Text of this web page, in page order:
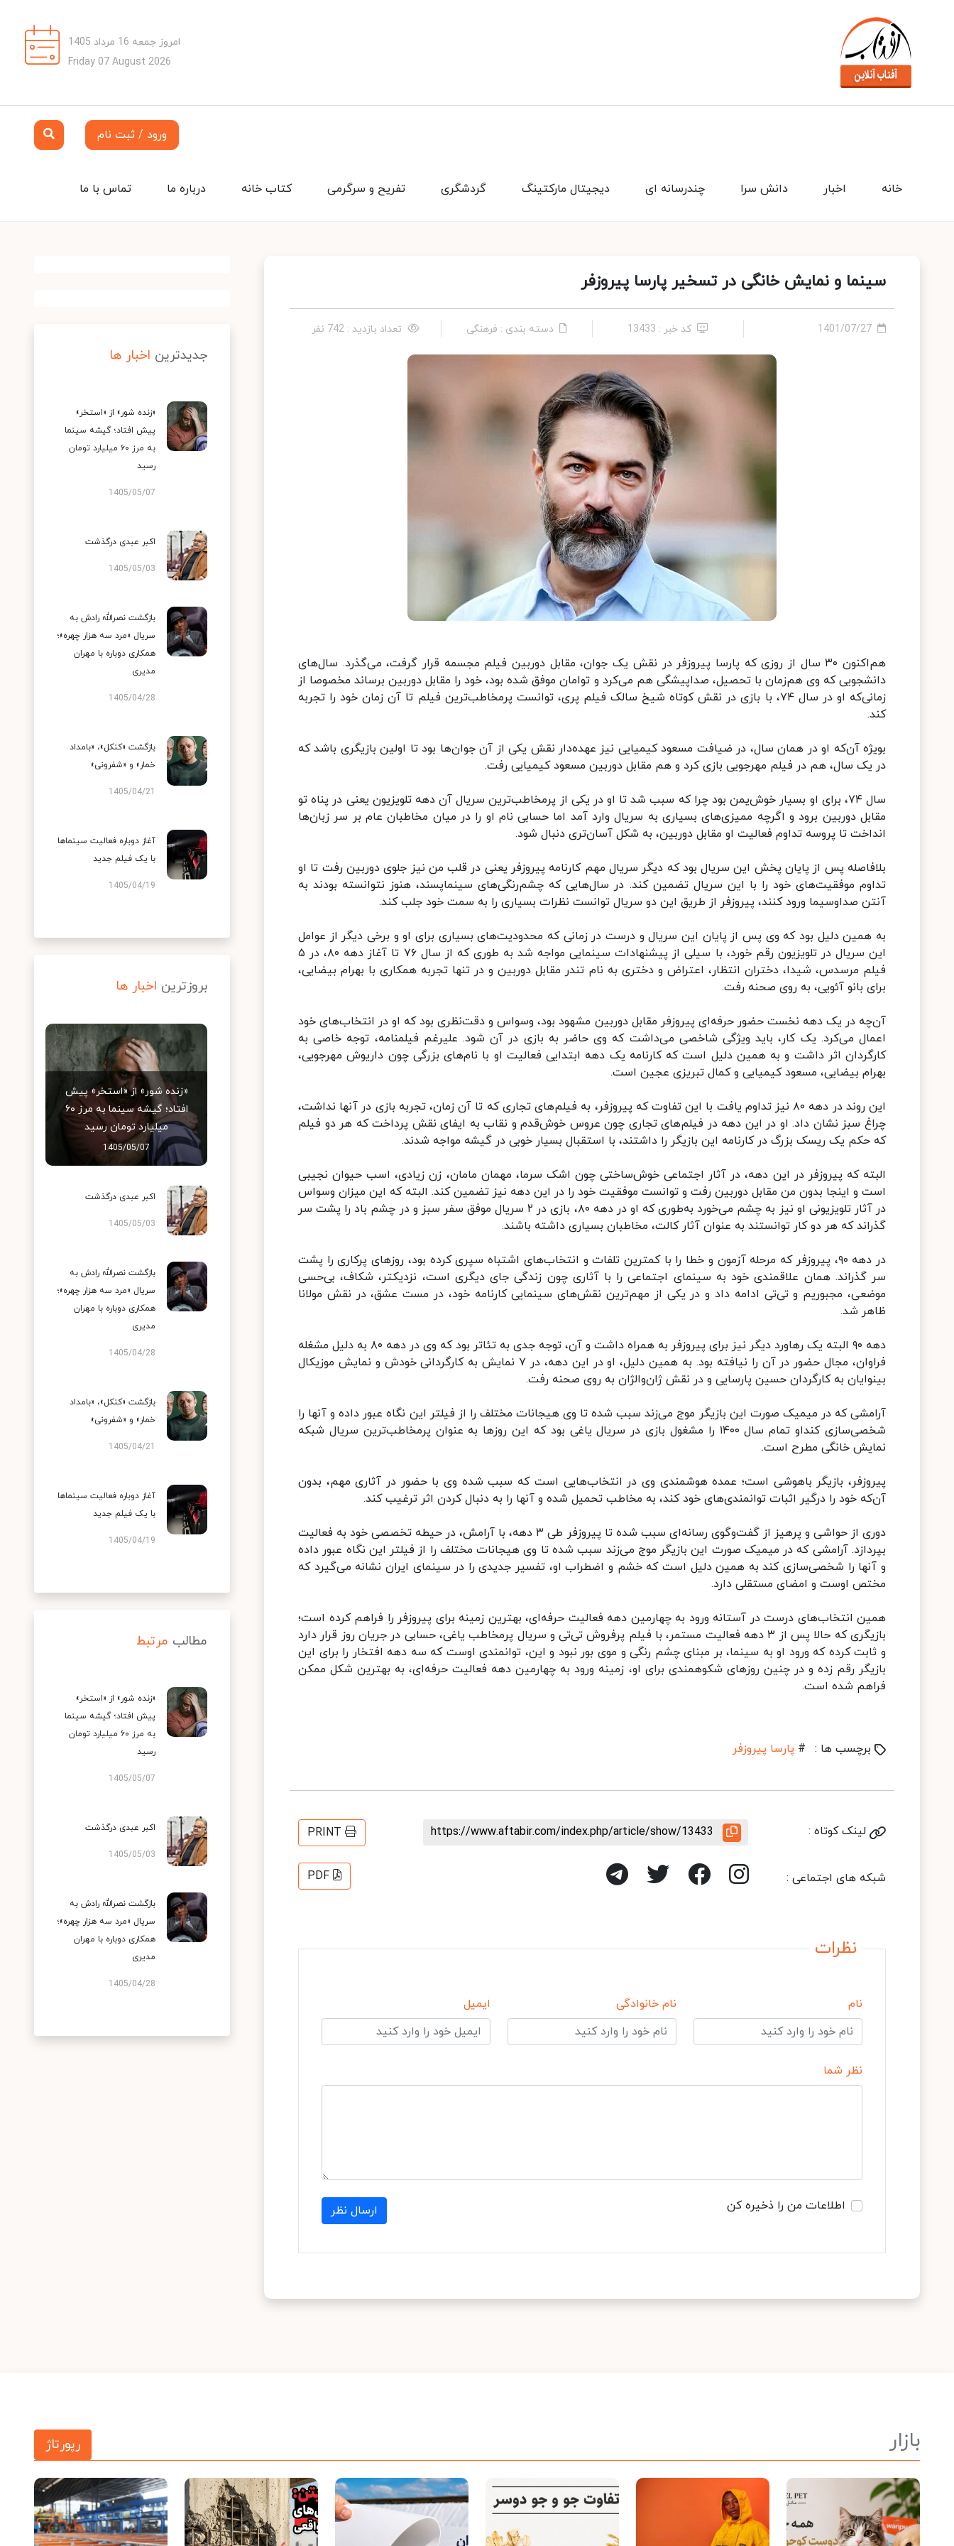
امروز جمعه 16 مرداد 1405
Friday 07 August 2026
ورود / ثبت نام
تماس با ما درباره ما کتاب خانه تفریح و سرگرمی گردشگری دیجیتال مارکتینگ چندرسانه ای دانش سرا اخبار خانه
سینما و نمایش خانگی در تسخیر پارسا پیروزفر
1401/07/27 کد خبر : 13433 دسته بندی : فرهنگی تعداد بازدید : 742 نفر
هم‌اکنون ۳۰ سال از روزی که پارسا پیروزفر در نقش یک جوان، مقابل دوربین فیلم مجسمه قرار گرفت، می‌گذرد. سال‌های
دانشجویی که وی هم‌زمان با تحصیل، صداپیشگی هم می‌کرد و توامان موفق شده بود، خود را مقابل دوربین برساند مخصوصا از
زمانی‌که او در سال ۷۴، با بازی در نقش کوتاه شیخ سالک فیلم پری، توانست پرمخاطب‌ترین فیلم تا آن زمان خود را تجربه
کند.
بویژه آن‌که او در همان سال، در ضیافت مسعود کیمیایی نیز عهده‌دار نقش یکی از آن جوان‌ها بود تا اولین بازیگری باشد که
در یک سال، هم در فیلم مهرجویی بازی کرد و هم مقابل دوربین مسعود کیمیایی رفت.
سال ۷۴، برای او بسیار خوش‌یمن بود چرا که سبب شد تا او در یکی از پرمخاطب‌ترین سریال‌ آن دهه تلویزیون یعنی در پناه تو
مقابل دوربین برود و اگرچه ممیزی‌های بسیاری به سریال وارد آمد اما حسابی نام او را در میان مخاطبان عام بر سر زبان‌ها
انداخت تا پروسه تداوم فعالیت او مقابل دوربین، به شکل آسان‌تری دنبال شود.
بلافاصله پس از پایان پخش این سریال بود که دیگر سریال مهم کارنامه پیروزفر یعنی در قلب من نیز جلوی دوربین رفت تا او
تداوم موفقیت‌های خود را با این سریال تضمین کند. در سال‌هایی که چشم‌رنگی‌های سینماپسند، هنوز نتوانسته بودند به
آنتن صداوسیما ورود کنند، پیروزفر از طریق این دو سریال توانست نظرات بسیاری را به سمت خود جلب کند.
به همین دلیل بود که وی پس از پایان این سریال و درست در زمانی که محدودیت‌های بسیاری برای او و برخی دیگر از عوامل
این سریال در تلویزیون رقم خورد، با سیلی از پیشنهادات سینمایی مواجه شد به طوری که از سال ۷۶ تا آغاز دهه ۸۰، در ۵
فیلم مرسدس، شیدا، دختران انتظار، اعتراض و دختری به نام تندر مقابل دوربین و در تنها تجربه همکاری با بهرام بیضایی،
برای بانو آئویی، به روی صحنه رفت.
آن‌چه در یک دهه نخست حضور حرفه‌ای پیروزفر مقابل دوربین مشهود بود، وسواس و دقت‌نظری بود که او در انتخاب‌های خود
اعمال می‌کرد. یک کار، باید ویژگی شاخصی می‌داشت که وی حاضر به بازی در آن شود. علیرغم فیلمنامه، توجه خاصی به
کارگردان اثر داشت و به همین دلیل است که کارنامه یک دهه ابتدایی فعالیت او با نام‌های بزرگی چون داریوش مهرجویی،
بهرام بیضایی، مسعود کیمیایی و کمال تبریزی عجین است.
این روند در دهه ۸۰ نیز تداوم یافت با این تفاوت که پیروزفر، به فیلم‌های تجاری که تا آن زمان، تجربه بازی در آنها نداشت،
چراغ سبز نشان داد. او در این دهه در فیلم‌های تجاری چون عروس خوش‌قدم و نقاب به ایفای نقش پرداخت که هر دو فیلم
که حکم یک ریسک بزرگ در کارنامه این بازیگر را داشتند، با استقبال بسیار خوبی در گیشه مواجه شدند.
البته که پیروزفر در این دهه، در آثار اجتماعی خوش‌ساختی چون اشک سرما، مهمان مامان، زن زیادی، اسب حیوان نجیبی
است و اینجا بدون من مقابل دوربین رفت و توانست موفقیت خود را در این دهه نیز تضمین کند. البته که این میزان وسواس
در آثار تلویزیونی او نیز به چشم می‌خورد به‌طوری که او در دهه ۸۰، بازی در ۲ سریال موفق سفر سبز و در چشم باد را پشت سر
گذراند که هر دو کار توانستند به ‌عنوان آثار کالت، مخاطبان بسیاری داشته باشند.
در دهه ۹۰، پیروزفر که مرحله آزمون و خطا را با کمترین تلفات و انتخاب‌های اشتباه سپری کرده بود، روزهای پرکاری را پشت
سر گذراند. همان علاقمندی خود به سینمای اجتماعی را با آثاری چون زندگی جای دیگری است، نزدیک‎تر، شکاف، بی‌حسی
موضعی، مجبوریم و تی‌تی ادامه داد و در یکی از مهم‌ترین نقش‌های سینمایی کارنامه خود، در مست عشق، در نقش مولانا
ظاهر شد.
دهه ۹۰ البته یک رهاورد دیگر نیز برای پیروزفر به همراه داشت و آن، توجه جدی به تئاتر بود که وی در دهه ۸۰ به دلیل مشغله
فراوان، مجال حضور در آن را نیافته بود. به همین دلیل، او در این دهه، در ۷ نمایش به کارگردانی خودش و نمایش موزیکال
بینوایان به کارگردان حسین پارسایی و در نقش ژان‌والژان به روی صحنه رفت.
آرامشی که در میمیک صورت این بازیگر موج می‌زند سبب شده تا وی هیجانات مختلف را از فیلتر این نگاه عبور داده و آنها را
شخصی‌سازی کنداو تمام سال ۱۴۰۰ را مشغول بازی در سریال یاغی بود که این روزها به عنوان پرمخاطب‌ترین سریال شبکه
نمایش خانگی مطرح است.
پیروزفر، بازیگر باهوشی است؛ عمده هوشمندی وی در انتخاب‌هایی است که سبب شده وی با حضور در آثاری مهم، بدون
آن‌که خود را درگیر اثبات توانمندی‌های خود کند، به مخاطب تحمیل شده و آنها را به دنبال کردن اثر ترغیب کند.
دوری از حواشی و پرهیز از گفت‌وگوی رسانه‌ای سبب شده تا پیروزفر طی ۳ دهه، با آرامش، در حیطه تخصصی خود به فعالیت
بپردازد. آرامشی که در میمیک صورت این بازیگر موج می‌زند سبب شده تا وی هیجانات مختلف را از فیلتر این نگاه عبور داده
و آنها را شخصی‌سازی کند به همین دلیل است که خشم و اضطراب او، تفسیر جدیدی را در سینمای ایران نشانه می‌گیرد که
مختص اوست و امضای مستقلی دارد.
همین انتخاب‌های درست در آستانه ورود به چهارمین دهه فعالیت حرفه‌ای، بهترین زمینه برای پیروزفر را فراهم کرده است؛
بازیگری که حالا پس از ۳ دهه فعالیت مستمر، با فیلم پرفروش تی‌تی و سریال پرمخاطب یاغی، حسابی در جریان روز قرار دارد
و ثابت کرده که ورود او به سینما، بر مبنای چشم رنگی و موی بور نبود و این، توانمندی اوست که سه دهه افتخار را برای این
بازیگر رقم زده و در چنین روزهای شکوهمندی برای او، زمینه ورود به چهارمین دهه فعالیت حرفه‌ای، به بهترین شکل ممکن
فراهم شده است.
برچسب ها : # پارسا پیروزفر
لینک کوتاه : https://www.aftabir.com/index.php/article/show/13433
PRINT
شبکه های اجتماعی : PDF
نظرات
نام نام خانوادگی ایمیل
نظر شما
اطلاعات من را ذخیره کن ارسال نظر
جدیدترین اخبار ها
«زنده شور» از «استخر»
پیش افتاد؛ گیشه سینما
به مرز ۶۰ میلیارد تومان
رسید
1405/05/07
اکبر عبدی درگذشت
1405/05/03
بازگشت نصرالله رادش به
سریال «مرد سه هزار چهره»؛
همکاری دوباره با مهران
مدیری
1405/04/28
بازگشت «کنکل»، «بامداد
خمار» و «شفرونی»
1405/04/21
آغاز دوباره فعالیت سینماها
با یک فیلم جدید
1405/04/19
بروزترین اخبار ها
«زنده شور» از «استخر» پیش
افتاد؛ گیشه سینما به مرز ۶۰
میلیارد تومان رسید
1405/05/07
اکبر عبدی درگذشت
1405/05/03
بازگشت نصرالله رادش به
سریال «مرد سه هزار چهره»؛
همکاری دوباره با مهران
مدیری
1405/04/28
بازگشت «کنکل»، «بامداد
خمار» و «شفرونی»
1405/04/21
آغاز دوباره فعالیت سینماها
با یک فیلم جدید
1405/04/19
مطالب مرتبط
«زنده شور» از «استخر»
پیش افتاد؛ گیشه سینما
به مرز ۶۰ میلیارد تومان
رسید
1405/05/07
اکبر عبدی درگذشت
1405/05/03
بازگشت نصرالله رادش به
سریال «مرد سه هزار چهره»؛
همکاری دوباره با مهران
مدیری
1405/04/28
بازار رپورتاژ